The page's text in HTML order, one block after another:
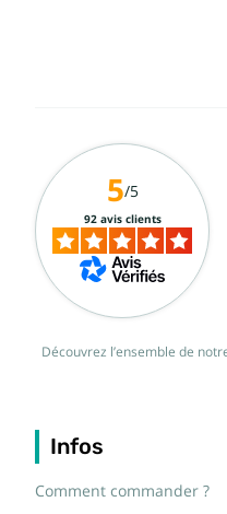
Découvrez l’ensemble de
Infos
Comment commander ?
5/5
92 avis clients